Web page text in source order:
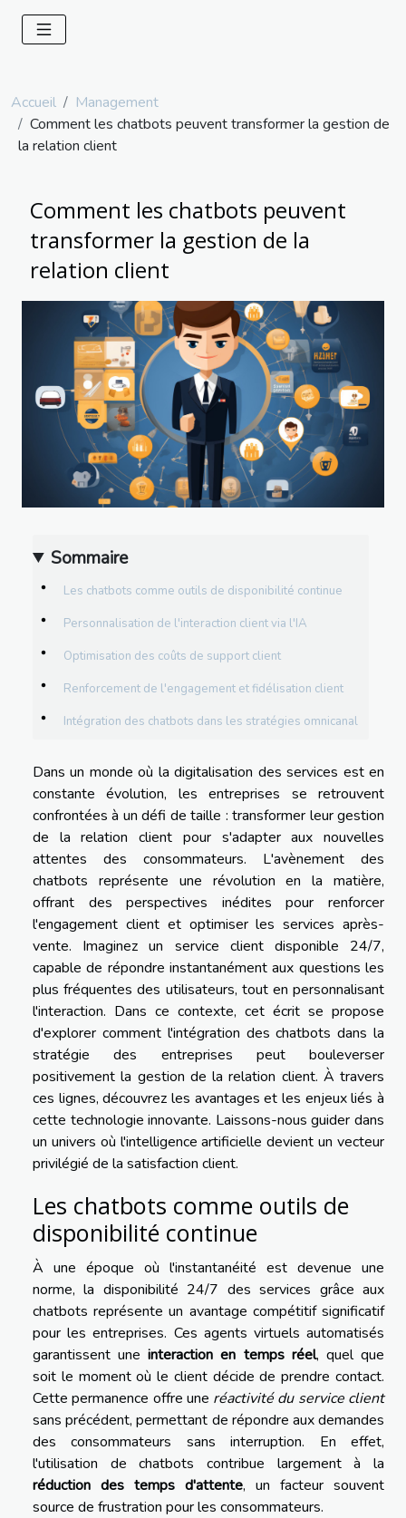
Accueil
Management
Comment les chatbots peuvent transformer la gestion de
la relation client
Comment les chatbots peuvent
transformer la gestion de la
relation client
Sommaire
Les chatbots comme outils de disponibilité continue
Personnalisation de l'interaction client via l'IA
Optimisation des coûts de support client
Renforcement de l'engagement et fidélisation client
Intégration des chatbots dans les stratégies omnicanal
Dans un monde où la digitalisation des services est en
constante évolution, les entreprises se retrouvent
confrontées à un défi de taille : transformer leur gestion
de la relation client pour s'adapter aux nouvelles
attentes des consommateurs. L'avènement des
chatbots représente une révolution en la matière,
offrant des perspectives inédites pour renforcer
l'engagement client et optimiser les services après-
vente. Imaginez un service client disponible 24/7,
capable de répondre instantanément aux questions les
plus fréquentes des utilisateurs, tout en personnalisant
l'interaction. Dans ce contexte, cet écrit se propose
d'explorer comment l'intégration des chatbots dans la
stratégie des entreprises peut bouleverser
positivement la gestion de la relation client. À travers
ces lignes, découvrez les avantages et les enjeux liés à
cette technologie innovante. Laissons-nous guider dans
un univers où l'intelligence artificielle devient un vecteur
privilégié de la satisfaction client.
Les chatbots comme outils de
disponibilité continue
À une époque où l'instantanéité est devenue une
norme, la disponibilité 24/7 des services grâce aux
chatbots représente un avantage compétitif significatif
pour les entreprises. Ces agents virtuels automatisés
garantissent uneinteraction en temps réel, quel que
soit le moment où le client décide de prendre contact.
Cette permanence offre une réactivité du service client
sans précédent, permettant de répondre aux demandes
des consommateurs sans interruption. En effet,
l'utilisation de chatbots contribue largement à la
réduction des temps d'attente, un facteur souvent
source de frustration pour les consommateurs.